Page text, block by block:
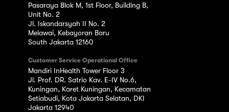
Pasaraya Blok M, 1st Floor, Building B,
Unit No. 2
Jl. Iskandarsyah II No. 2
Melawai, Kebayoran Baru
South Jakarta 12160
Customer Service Operational Office
Mandiri InHealth Tower Floor 3
Jl. Prof. DR. Satrio Kav. E-IV No.6,
Kuningan, Karet Kuningan, Kecamatan
Setiabudi, Kota Jakarta Selatan, DKI
Jakarta 12940